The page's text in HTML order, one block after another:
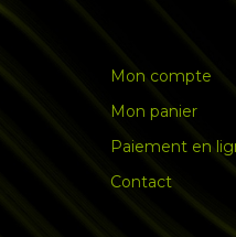
Mon compte
Mon panier
Paiement en
Contact